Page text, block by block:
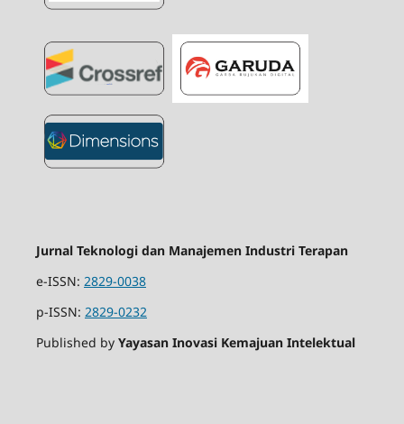
Jurnal Teknologi dan Manajemen Industri Terapan
e-ISSN: 2829-0038
p-ISSN: 2829-0232
Published by Yayasan Inovasi Kemajuan Intelektual